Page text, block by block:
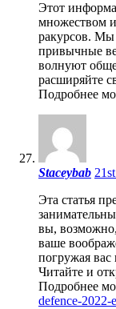
Этот
множеством
ракурсов. Мы
привычные
волнуют
расширяйте
Подробнее
Staceybab
Эта статья
вы,
ваше
погружая
Читайте и
Подробнее
defence-2022-